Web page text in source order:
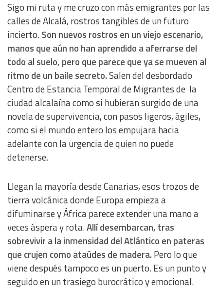
Sigo mi ruta y me cruzo con más emigrantes por las
calles de Alcalá, rostros tangibles de un futuro
incierto.Son nuevos rostros en un viejo escenario,
manos que aún no han aprendido a aferrarse del
todo al suelo, pero que parece que ya se mueven al
ritmo de un baile secreto.Salen del desbordado
Centro de Estancia Temporal de Migrantes de la
ciudad alcalaína como si hubieran surgido de una
novela de supervivencia, con pasos ligeros, ágiles,
como si el mundo entero los empujara hacia
adelante con la urgencia de quien no puede
detenerse.
Llegan la mayoría desde Canarias, esos trozos de
tierra volcánica donde Europa empieza a
difuminarse y África parece extender una mano a
veces áspera y rota.Allí desembarcan, tras
sobrevivir a la inmensidad del Atlántico en pateras
que crujen como ataúdes de madera. Pero lo que
viene después tampoco es un puerto. Es un punto y
seguido en un trasiego burocrático y emocional.